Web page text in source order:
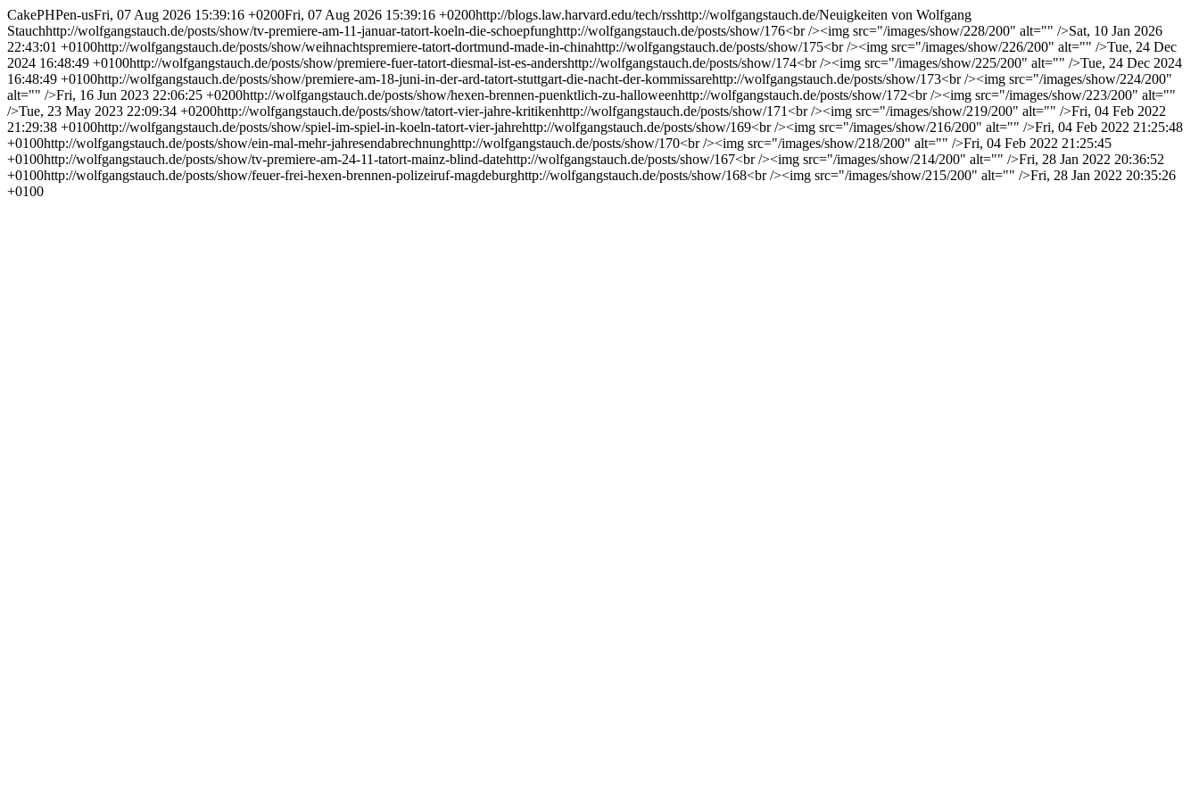
CakePHPen-usFri, 07 Aug 2026 15:39:16 +0200Fri, 07 Aug 2026 15:39:16 +0200http://blogs.law.harvard.edu/tech/rsshttp://wolfgangstauch.de/Neuigkeiten von Wolfgang
Stauchhttp://wolfgangstauch.de/posts/show/tv-premiere-am-11-januar-tatort-koeln-die-schoepfunghttp://wolfgangstauch.de/posts/show/176<br /><img src="/images/show/228/200" alt="" />Sat, 10 Jan 2026
22:43:01 +0100http://wolfgangstauch.de/posts/show/weihnachtspremiere-tatort-dortmund-made-in-chinahttp://wolfgangstauch.de/posts/show/175<br /><img src="/images/show/226/200" alt="" />Tue, 24 Dec
2024 16:48:49 +0100http://wolfgangstauch.de/posts/show/premiere-fuer-tatort-diesmal-ist-es-andershttp://wolfgangstauch.de/posts/show/174<br /><img src="/images/show/225/200" alt="" />Tue, 24 Dec 2024
16:48:49 +0100http://wolfgangstauch.de/posts/show/premiere-am-18-juni-in-der-ard-tatort-stuttgart-die-nacht-der-kommissarehttp://wolfgangstauch.de/posts/show/173<br /><img src="/images/show/224/200"
alt="" />Fri, 16 Jun 2023 22:06:25 +0200http://wolfgangstauch.de/posts/show/hexen-brennen-puenktlich-zu-halloweenhttp://wolfgangstauch.de/posts/show/172<br /><img src="/images/show/223/200" alt=""
/>Tue, 23 May 2023 22:09:34 +0200http://wolfgangstauch.de/posts/show/tatort-vier-jahre-kritikenhttp://wolfgangstauch.de/posts/show/171<br /><img src="/images/show/219/200" alt="" />Fri, 04 Feb 2022
21:29:38 +0100http://wolfgangstauch.de/posts/show/spiel-im-spiel-in-koeln-tatort-vier-jahrehttp://wolfgangstauch.de/posts/show/169<br /><img src="/images/show/216/200" alt="" />Fri, 04 Feb 2022 21:25:48
+0100http://wolfgangstauch.de/posts/show/ein-mal-mehr-jahresendabrechnunghttp://wolfgangstauch.de/posts/show/170<br /><img src="/images/show/218/200" alt="" />Fri, 04 Feb 2022 21:25:45
+0100http://wolfgangstauch.de/posts/show/tv-premiere-am-24-11-tatort-mainz-blind-datehttp://wolfgangstauch.de/posts/show/167<br /><img src="/images/show/214/200" alt="" />Fri, 28 Jan 2022 20:36:52
+0100http://wolfgangstauch.de/posts/show/feuer-frei-hexen-brennen-polizeiruf-magdeburghttp://wolfgangstauch.de/posts/show/168<br /><img src="/images/show/215/200" alt="" />Fri, 28 Jan 2022 20:35:26
+0100